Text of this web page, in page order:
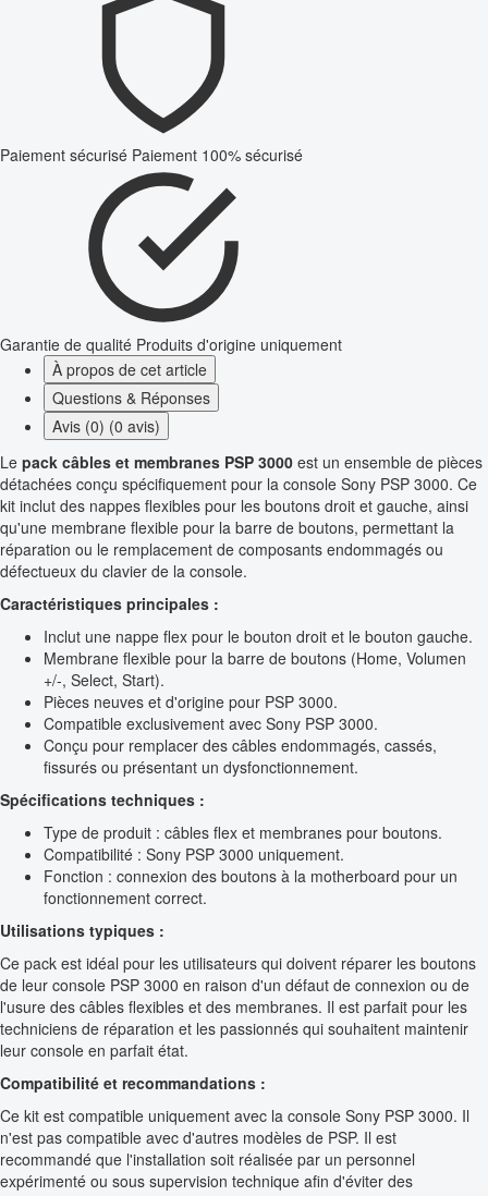
Paiement sécurisé Paiement 100% sécurisé
Garantie de qualité Produits d'origine uniquement
À propos de cet article
Questions & Réponses
Avis (0) (0 avis)
Le pack câbles et membranes PSP 3000 est un ensemble de pièces
détachées conçu spécifiquement pour la console Sony PSP 3000. Ce
kit inclut des nappes flexibles pour les boutons droit et gauche, ainsi
qu'une membrane flexible pour la barre de boutons, permettant la
réparation ou le remplacement de composants endommagés ou
défectueux du clavier de la console.
Caractéristiques principales :
Inclut une nappe flex pour le bouton droit et le bouton gauche.
Membrane flexible pour la barre de boutons (Home, Volumen
+/-, Select, Start).
Pièces neuves et d'origine pour PSP 3000.
Compatible exclusivement avec Sony PSP 3000.
Conçu pour remplacer des câbles endommagés, cassés,
fissurés ou présentant un dysfonctionnement.
Spécifications techniques :
Type de produit : câbles flex et membranes pour boutons.
Compatibilité : Sony PSP 3000 uniquement.
Fonction : connexion des boutons à la motherboard pour un
fonctionnement correct.
Utilisations typiques :
Ce pack est idéal pour les utilisateurs qui doivent réparer les boutons
de leur console PSP 3000 en raison d'un défaut de connexion ou de
l'usure des câbles flexibles et des membranes. Il est parfait pour les
techniciens de réparation et les passionnés qui souhaitent maintenir
leur console en parfait état.
Compatibilité et recommandations :
Ce kit est compatible uniquement avec la console Sony PSP 3000. Il
n'est pas compatible avec d'autres modèles de PSP. Il est
recommandé que l'installation soit réalisée par un personnel
expérimenté ou sous supervision technique afin d'éviter des